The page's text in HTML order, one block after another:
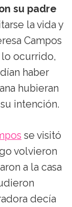
su padre
la vida y
Campos
lo ocurrido,
haber
hubieran
intención.
se visitó
volvieron
a la casa
decía